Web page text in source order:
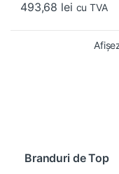
5
493,68 lei cu TVA
Branduri de Top